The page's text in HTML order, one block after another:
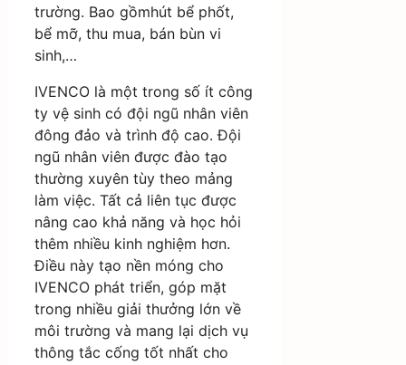
trường. Bao gồmhút bể phốt,
bể mỡ, thu mua, bán bùn vi
sinh,…
IVENCO là một trong số ít công
ty vệ sinh có đội ngũ nhân viên
đông đảo và trình độ cao. Đội
ngũ nhân viên được đào tạo
thường xuyên tùy theo mảng
làm việc. Tất cả liên tục được
nâng cao khả năng và học hỏi
thêm nhiều kinh nghiệm hơn.
Điều này tạo nền móng cho
IVENCO phát triển, góp mặt
trong nhiều giải thưởng lớn về
môi trường và mang lại dịch vụ
thông tắc cống tốt nhất cho